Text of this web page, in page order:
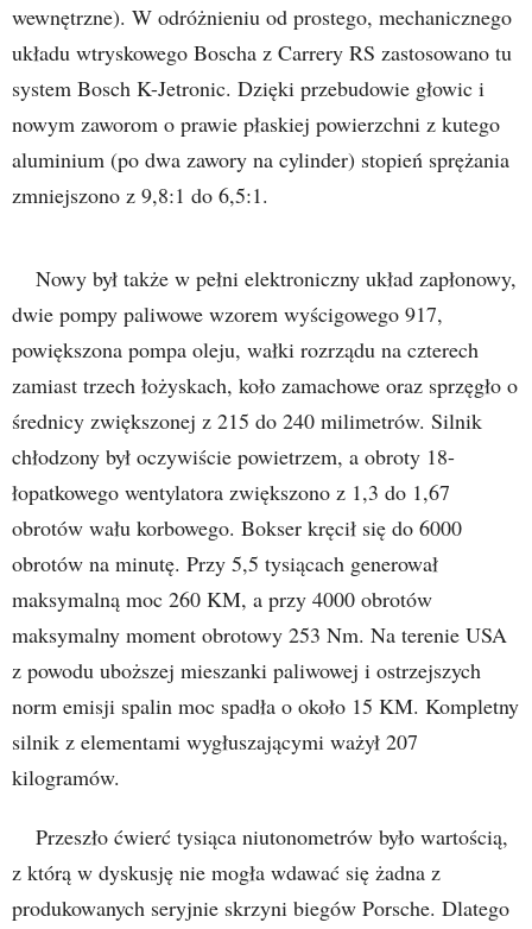
wewnętrzne). W odróżnieniu od prostego, mechanicznego
układu wtryskowego Boscha z Carrery RS zastosowano tu
system Bosch K-Jetronic. Dzięki przebudowie głowic i
nowym zaworom o prawie płaskiej powierzchni z kutego
aluminium (po dwa zawory na cylinder) stopień sprężania
zmniejszono z 9,8:1 do 6,5:1.
Nowy był także w pełni elektroniczny układ zapłonowy,
dwie pompy paliwowe wzorem wyścigowego 917,
powiększona pompa oleju, wałki rozrządu na czterech
zamiast trzech łożyskach, koło zamachowe oraz sprzęgło o
średnicy zwiększonej z 215 do 240 milimetrów. Silnik
chłodzony był oczywiście powietrzem, a obroty 18-
łopatkowego wentylatora zwiększono z 1,3 do 1,67
obrotów wału korbowego. Bokser kręcił się do 6000
obrotów na minutę. Przy 5,5 tysiącach generował
maksymalną moc 260 KM, a przy 4000 obrotów
maksymalny moment obrotowy 253 Nm. Na terenie USA
z powodu uboższej mieszanki paliwowej i ostrzejszych
norm emisji spalin moc spadła o około 15 KM. Kompletny
silnik z elementami wygłuszającymi ważył 207
kilogramów.
Przeszło ćwierć tysiąca niutonometrów było wartością,
z którą w dyskusję nie mogła wdawać się żadna z
produkowanych seryjnie skrzyni biegów Porsche. Dlatego